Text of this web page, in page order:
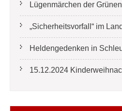
Lügenmärchen der
„Sicherheitsvorfall“ im
Heldengedenken in
15.12.2024